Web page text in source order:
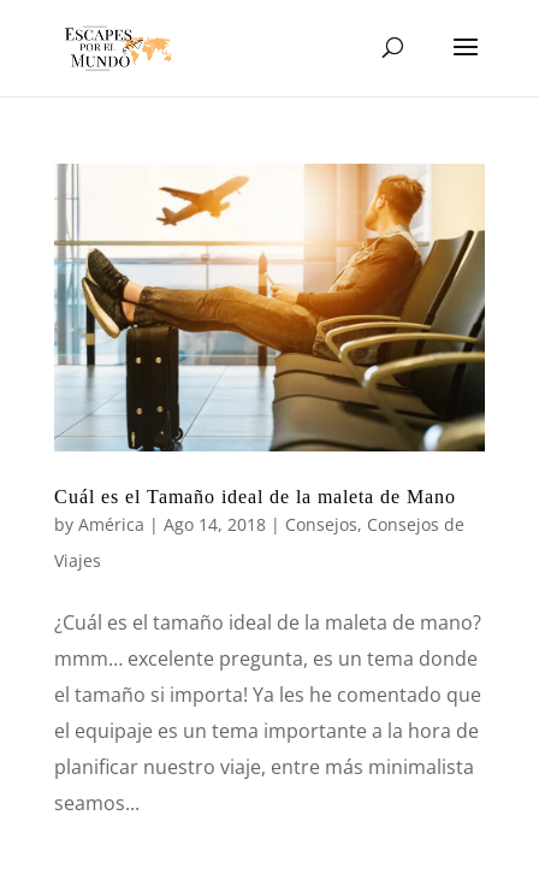
Cuál es el Tamaño ideal de la maleta de Mano
by América | Ago 14, 2018| Consejos, Consejos de
Viajes
¿Cuál es el tamaño ideal de la maleta de mano?
mmm… excelente pregunta, es un tema donde
el tamaño si importa! Ya les he comentado que
el equipaje es un tema importante a la hora de
planificar nuestro viaje, entre más minimalista
seamos...